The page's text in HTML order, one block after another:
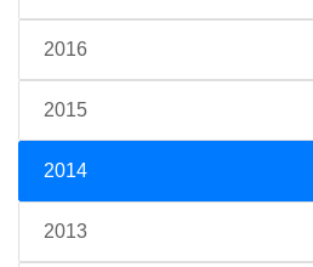
2016
2015
2014
2013